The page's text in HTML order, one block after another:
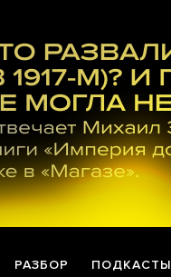
РАЗБОР ПОДКАСТЫ